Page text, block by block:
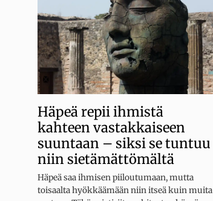
Häpeä repii ihmistä
kahteen vastakkaiseen
suuntaan – siksi se tuntuu
niin sietämättömältä
Häpeä saa ihmisen piiloutumaan, mutta
toisaalta hyökkäämään niin itseä kuin muita